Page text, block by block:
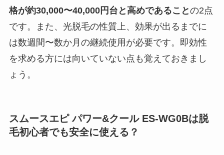
格が約30,000〜40,000円台と高めであることの2点
です。また、光脱毛の性質上、効果が出るまでに
は数週間〜数か月の継続使用が必要です。即効性
を求める方には向いていない点も覚えておきまし
ょう。
スムースエピ パワー&クール ES-WG0Bは脱
毛初心者でも安全に使える？